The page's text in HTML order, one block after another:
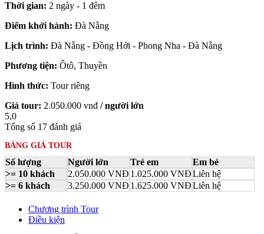
Thời gian: 2 ngày - 1 đêm
Điểm khởi hành: Đà Nẵng
Lịch trình: Đà Nẵng - Đồng Hới - Phong Nha - Đà Nẵng
Phương tiện: Ôtô, Thuyền
Hình thức: Tour riêng
Giá tour: 2.050.000 vnđ / người lớn
5,0
Tổng số 17 đánh giá
BẢNG GIÁ TOUR
Số lượng Người lớn Trẻ em
Em bé
>= 10 khách
2.050.000 VNĐ 1.025.000 VNĐLiên hệ
>= 6 khách
3.250.000 VNĐ 1.625.000 VNĐLiên hệ
Chương trình Tour
Điều kiện